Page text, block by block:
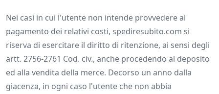
Nei casi in cui l'utente non intende provvedere al
pagamento dei relativi costi, spediresubito.com si
riserva di esercitare il diritto di ritenzione, ai sensi degli
artt. 2756-2761 Cod. civ., anche procedendo al deposito
ed alla vendita della merce. Decorso un anno dalla
giacenza, in ogni caso l'utente che non abbia